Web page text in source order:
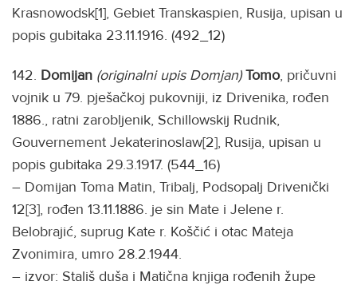
Krasnowodsk[1], Gebiet Transkaspien, Rusija, upisan u
popis gubitaka 23.11.1916. (492_12)
142. Domijan (originalni upis Domjan)Tomo, pričuvni
vojnik u 79. pješačkoj pukovniji, iz Drivenika, rođen
1886., ratni zarobljenik, Schillowskij Rudnik,
Gouvernement Jekaterinoslaw[2], Rusija, upisan u
popis gubitaka 29.3.1917. (544_16)
– Domijan Toma Matin, Tribalj, Podsopalj Drivenički
12[3], rođen 13.11.1886. je sin Mate i Jelene r.
Belobrajić, suprug Kate r. Koščić i otac Mateja
Zvonimira, umro 28.2.1944.
– izvor: Stališ duša i Matična knjiga rođenih župe